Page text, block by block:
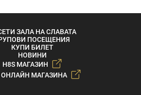
ЗАЛА НА СЛАВАТА
ПОСЕЩЕНИЯ
КУПИ БИЛЕТ
НОВИНИ
H8S МАГАЗИН
МАГАЗИНА